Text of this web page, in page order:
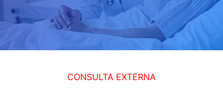
CONSULTA EXTERNA